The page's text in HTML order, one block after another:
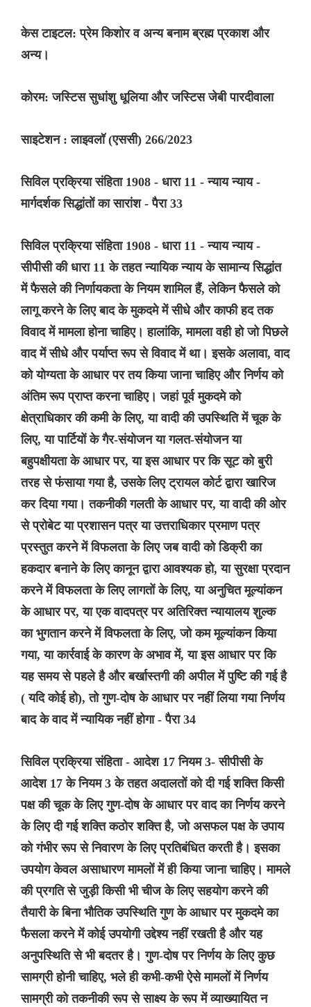
केस टाइटल: प्रेम किशोर व अन्य बनाम ब्रह्म प्रकाश और
अन्य।
कोरम: जस्टिस सुधांशु धूलिया और जस्टिस जेबी पारदीवाला
साइटेशन : लाइवलॉ (एससी) 266/2023
सिविल प्रक्रिया संहिता 1908 - धारा 11 - न्याय न्याय -
मार्गदर्शक सिद्धांतों का सारांश - पैरा 33
सिविल प्रक्रिया संहिता 1908 - धारा 11 - न्याय न्याय -
सीपीसी की धारा 11 के तहत न्यायिक न्याय के सामान्य सिद्धांत
में फैसले की निर्णायकता के नियम शामिल हैं, लेकिन फैसले को
लागू करने के लिए बाद के मुकदमे में सीधे और काफी हद तक
विवाद में मामला होना चाहिए। हालांकि, मामला वही हो जो पिछले
वाद में सीधे और पर्याप्त रूप से विवाद में था। इसके अलावा, वाद
को योग्यता के आधार पर तय किया जाना चाहिए और निर्णय को
अंतिम रूप प्राप्त करना चाहिए। जहां पूर्व मुकदमे को
क्षेत्राधिकार की कमी के लिए, या वादी की उपस्थिति में चूक के
लिए, या पार्टियों के गैर-संयोजन या गलत-संयोजन या
बहुपक्षीयता के आधार पर, या इस आधार पर कि सूट को बुरी
तरह से फंसाया गया है, उसके लिए ट्रायल कोर्ट द्वारा खारिज
कर दिया गया। तकनीकी गलती के आधार पर, या वादी की ओर
से प्रोबेट या प्रशासन पत्र या उत्तराधिकार प्रमाण पत्र
प्रस्तुत करने में विफलता के लिए जब वादी को डिक्री का
हकदार बनाने के लिए कानून द्वारा आवश्यक हो, या सुरक्षा प्रदान
करने में विफलता के लिए लागतों के लिए, या अनुचित मूल्यांकन
के आधार पर, या एक वादपत्र पर अतिरिक्त न्यायालय शुल्क
का भुगतान करने में विफलता के लिए, जो कम मूल्यांकन किया
गया, या कार्रवाई के कारण के अभाव में, या इस आधार पर कि
यह समय से पहले है और बर्खास्तगी की अपील में पुष्टि की गई है
( यदि कोई हो), तो गुण-दोष के आधार पर नहीं लिया गया निर्णय
बाद के वाद में न्यायिक नहीं होगा - पैरा 34
सिविल प्रक्रिया संहिता - आदेश 17 नियम 3- सीपीसी के
आदेश 17 के नियम 3 के तहत अदालतों को दी गई शक्ति किसी
पक्ष की चूक के लिए गुण-दोष के आधार पर वाद का निर्णय करने
के लिए दी गई शक्ति कठोर शक्ति है, जो असफल पक्ष के उपाय
को गंभीर रूप से निवारण के लिए प्रतिबंधित करती है। इसका
उपयोग केवल असाधारण मामलों में ही किया जाना चाहिए। मामले
की प्रगति से जुड़ी किसी भी चीज के लिए सहयोग करने की
तैयारी के बिना भौतिक उपस्थिति गुण के आधार पर मुकदमे का
फैसला करने में कोई उपयोगी उद्देश्य नहीं रखती है और यह
अनुपस्थिति से भी बदतर है। गुण-दोष पर निर्णय के लिए कुछ
सामग्री होनी चाहिए, भले ही कभी-कभी ऐसे मामलों में निर्णय
सामग्री को तकनीकी रूप से साक्ष्य के रूप में व्याख्यायित न